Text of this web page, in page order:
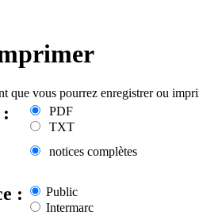
que vous pourrez enregistrer ou
PDF
TXT
notices complètes
:
Public
Intermarc